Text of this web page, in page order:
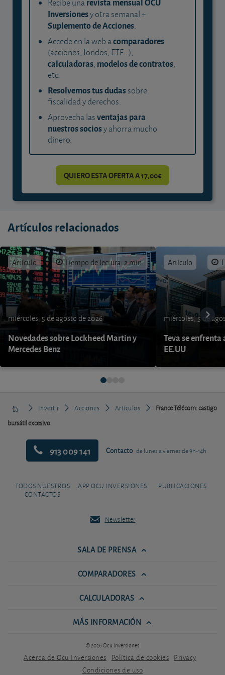
Recibe una
Inversionesy otra semanal +
Suplemento de Acciones.
Accede en la web acomparadores
(acciones, fondos, ETF...),
calculadoras, modelos de contratos,
etc.
Resolvemos tus dudassobre
fiscalidad y derechos.
Aprovecha lasventajas para
nuestros sociosy ahorra mucho
dinero.
QUIERO ESTA OFERTA A 17,00€
Artículos relacionados
Artículo Tiempo de lectura: 2 min.
miércoles, 5 de agosto de 2026
Novedades sobre Lockheed Martin y
Mercedes Benz
Artículo
miércoles, 5 de
Teva se enfrenta
EE.UU
Invertir Acciones Artículos
France Télécom: castigo
bursátil excesivo
913 009 141 Contacto de lunes a viernes de 9h-14h
TODOS NUESTROS
CONTACTOS
APP OCU INVERSIONES PUBLICACIONES
Newsletter
SALA DE PRENSA
COMPARADORES
CALCULADORAS
MÁS INFORMACIÓN
© 2026 Ocu Inversiones
Acerca de Ocu Inversiones Política de cookies Privacy
Condiciones de uso